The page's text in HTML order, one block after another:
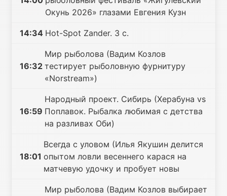
Окунь 2026» глазами Евгения Кузн
14:34 Hot-Spot Zander. 3 с.
16:32
Мир рыболова (Вадим Козлов
тестирует рыболовную фурнитуру
«Norstream»)
16:59
Народный проект. Сибирь (Херабуна vs
Поплавок. Рыбалка любимая с детства
на разливах Оби)
18:01
Всегда с уловом (Илья Якушин делится
опытом ловли весеннего карася на
матчевую удочку и пробует новы
Мир рыболова (Вадим Козлов выбирает